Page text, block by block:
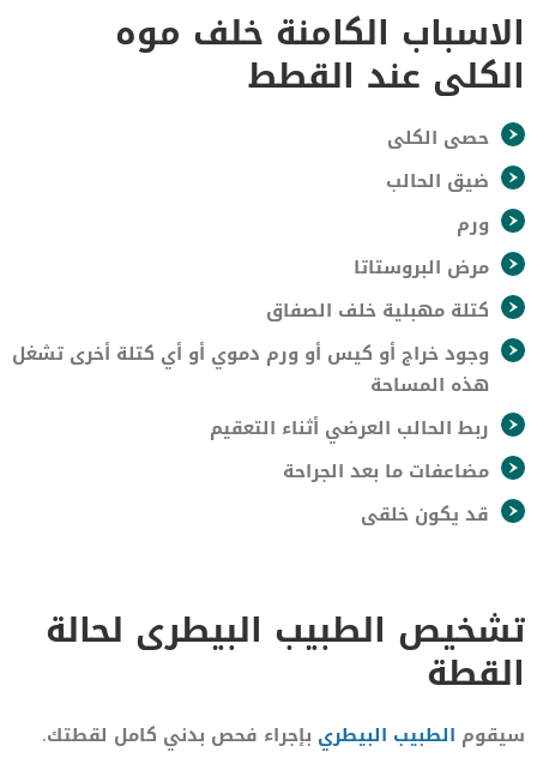
الاسباب الكامنة خلف موه
الكلى عند القطط
حصى الكلى
ضيق الحالب
ورم
مرض البروستاتا
كتلة مهبلية خلف الصفاق
وجود خراج أو كيس أو ورم دموي أو أي كتلة أخرى تشغل
هذه المساحة
ربط الحالب العرضي أثناء التعقيم
مضاعفات ما بعد الجراحة
قد يكون خلقى
تشخيص الطبيب البيطرى لحالة
القطة
سيقوم الطبيب البيطري بإجراء فحص بدني كامل لقطتك.